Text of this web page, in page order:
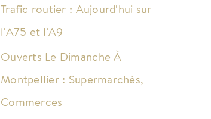
Trafic routier : Aujourd'hui sur
l'A75 et l'A9
Ouverts Le Dimanche À
Montpellier : Supermarchés,
Commerces